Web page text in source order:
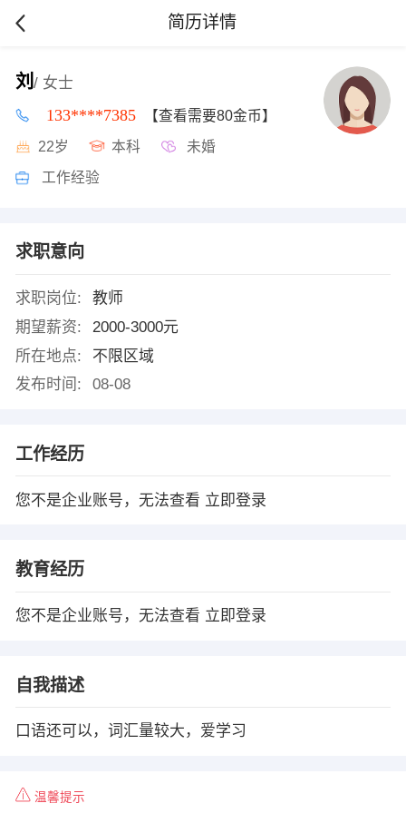
简历详情
刘 / 女士
133****7385 【查看需要80金币】
22岁 本科 未婚
工作经验
求职意向
求职岗位:
教师
期望薪资:
2000-3000元
所在地点:
不限区域
发布时间:
08-08
工作经历
您不是企业账号，无法查看 立即登录
教育经历
您不是企业账号，无法查看 立即登录
自我描述
口语还可以，词汇量较大，爱学习
温馨提示